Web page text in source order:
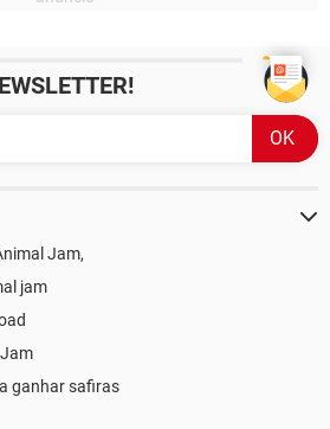
Jam,
jam
ganhar safiras